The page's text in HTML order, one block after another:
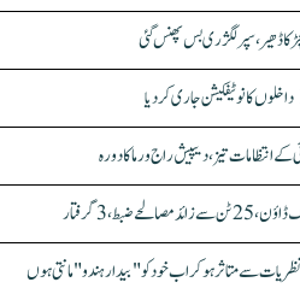
ڈھیر، سپر لگژری بس پھنس گئی
انتظامات تیز، دیپیش راج ورما کا دورہ
3 گرفتار
سے متاثر ہو کر اب خود کو "بیدار ہندو" مانتی ہوں